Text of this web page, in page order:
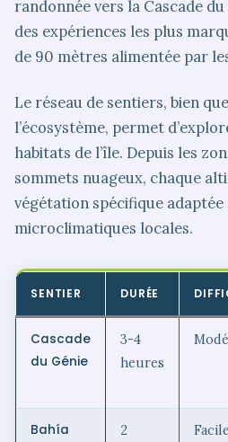
randonnée vers la Cascade
des expériences les plus
de 90 mètres alimentée par
Le réseau de sentiers, bien
l’écosystème, permet
habitats de l’île. Depuis les
sommets nuageux, chaque
végétation spécifique
microclimatiques locales.
SENTIER DURÉE
Cascade
du Génie
3-4
heures
Bahía
2
Facile